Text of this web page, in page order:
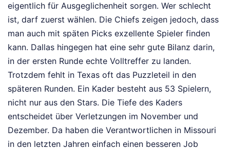
eigentlich für Ausgeglichenheit sorgen. Wer schlecht
ist, darf zuerst wählen. Die Chiefs zeigen jedoch, dass
man auch mit späten Picks exzellente Spieler finden
kann. Dallas hingegen hat eine sehr gute Bilanz darin,
in der ersten Runde echte Volltreffer zu landen.
Trotzdem fehlt in Texas oft das Puzzleteil in den
späteren Runden. Ein Kader besteht aus 53 Spielern,
nicht nur aus den Stars. Die Tiefe des Kaders
entscheidet über Verletzungen im November und
Dezember. Da haben die Verantwortlichen in Missouri
in den letzten Jahren einfach einen besseren Job